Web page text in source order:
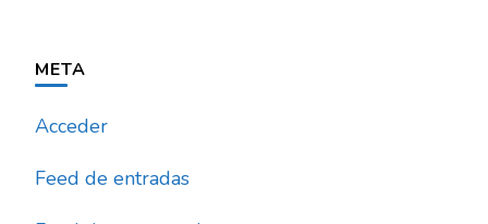
META
Acceder
Feed de entradas